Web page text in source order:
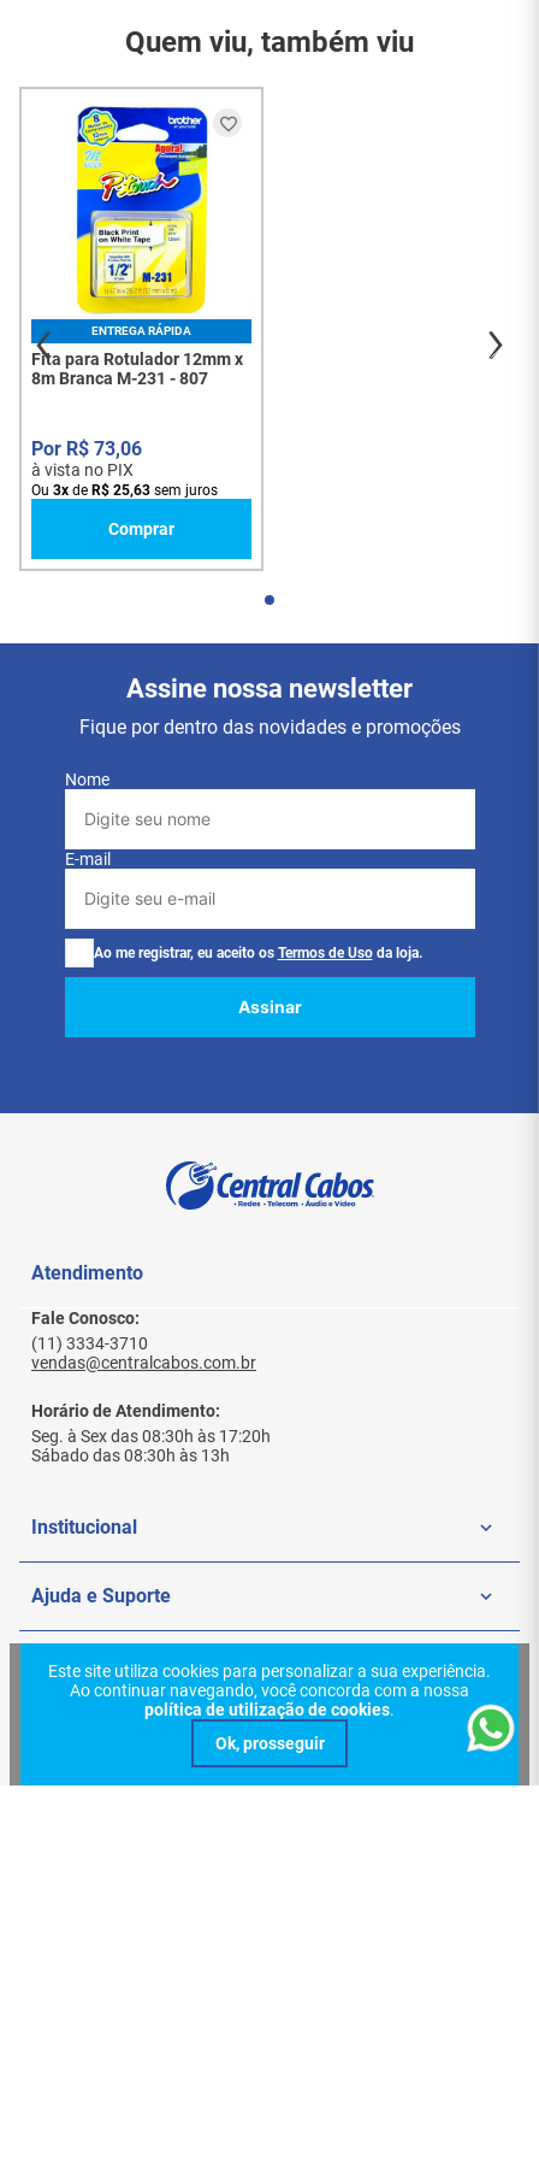
Este site utiliza cookies para personalizar a sua experiência.
Ao continuar navegando, você concorda com a nossa
política de utilização de cookies.
Garantia do
3 Meses
Dimensões da
Fita
12mm x 8m
Rotuladores
Compatíveis
Conteúdo da
Embalagem
Quem viu, também viu
ENTREGA RÁPIDA
Fita para Rotulador 12mm x
8m Branca M-231 - 807
R$ 73,06
à vista no PIX
Ou 3x de R$ 25,63 sem juros
Comprar
Assine nossa newsletter
Fique por dentro das novidades e promoções
Nome
E-mail
Ao me registrar, eu aceito os Termos de Uso da loja.
Assinar
Atendimento
Fale Conosco:
(11) 3334-3710
vendas@centralcabos.com.br
Horário de Atendimento:
Seg. à Sex das 08:30h às 17:20h
Sábado das 08:30h às 13h
Institucional
Quem Somos
Nossas Lojas
Trocas e Devoluções
Ajuda e Suporte
Redes Sociais